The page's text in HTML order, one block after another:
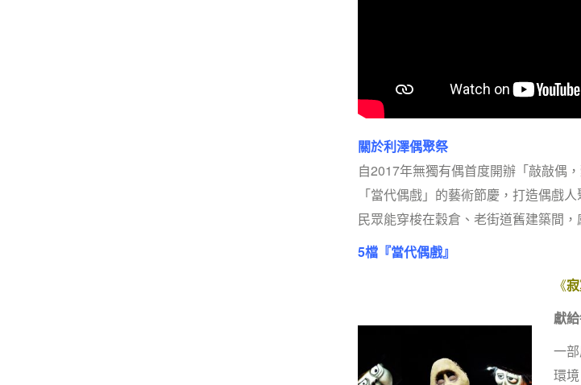
關於利澤偶聚祭
自2017年無獨有偶首度開辦「敲敲偶
「當代偶戲」的藝術節慶，打造偶戲
民眾能穿梭在穀倉、老街道舊建築間
5檔『當代偶戲』
《
獻
一
環